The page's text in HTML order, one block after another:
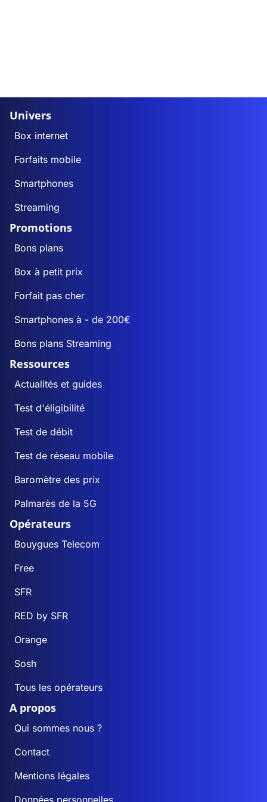
Univers
Box internet
Forfaits mobile
Smartphones
Streaming
Promotions
Bons plans
Box à petit prix
Forfait pas cher
Smartphones à - de 200€
Bons plans Streaming
Ressources
Actualités et guides
Test d'éligibilité
Test de débit
Test de réseau mobile
Baromètre des prix
Palmarès de la 5G
Opérateurs
Bouygues Telecom
Free
SFR
RED by SFR
Orange
Sosh
Tous les opérateurs
A propos
Qui sommes nous ?
Contact
Mentions légales
Données personnelles